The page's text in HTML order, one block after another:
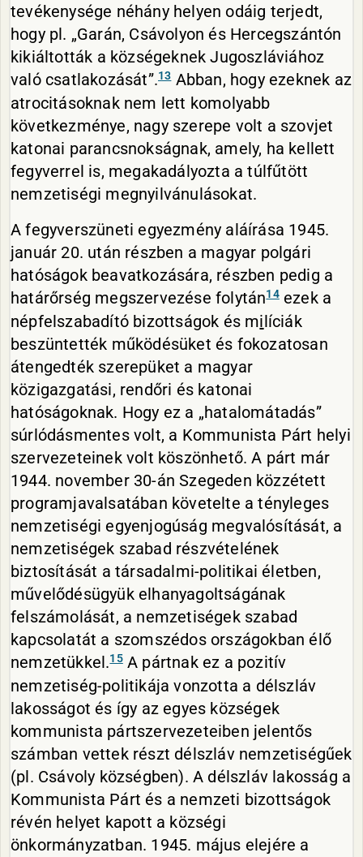
tevékenysége néhány helyen odáig terjedt,
hogy pl. „Garán, Csávolyon és Hercegszántón
kikiáltották a községeknek Jugoszláviához
való csatlakozását”.13Abban, hogy ezeknek az
atrocitásoknak nem lett komolyabb
következménye, nagy szerepe volt a szovjet
katonai parancsnokságnak, amely, ha kellett
fegyverrel is, megakadályozta a túlfűtött
nemzetiségi megnyilvánulásokat.
A fegyverszüneti egyezmény aláírása 1945.
január 20. után részben a magyar polgári
hatóságok beavatkozására, részben pedig a
határőrség megszervezése folytán14ezek a
népfelszabadító bizottságok és milíciák
beszüntették működésüket és fokozatosan
átengedték szerepüket a magyar
közigazgatási, rendőri és katonai
hatóságoknak. Hogy ez a „hatalomátadás”
súrlódásmentes volt, a Kommunista Párt helyi
szervezeteinek volt köszönhető. A párt már
1944. november 30-án Szegeden közzétett
programjavalsatában követelte a tényleges
nemzetiségi egyenjogúság megvalósítását, a
nemzetiségek szabad részvételének
biztosítását a társadalmi-politikai életben,
művelődésügyük elhanyagoltságának
felszámolását, a nemzetiségek szabad
kapcsolatát a szomszédos országokban élő
nemzetükkel.15A pártnak ez a pozitív
nemzetiség-politikája vonzotta a délszláv
lakosságot és így az egyes községek
kommunista pártszervezeteiben jelentős
számban vettek részt délszláv nemzetiségűek
(pl. Csávoly községben). A délszláv lakosság a
Kommunista Párt és a nemzeti bizottságok
révén helyet kapott a községi
önkormányzatban. 1945. május elejére a